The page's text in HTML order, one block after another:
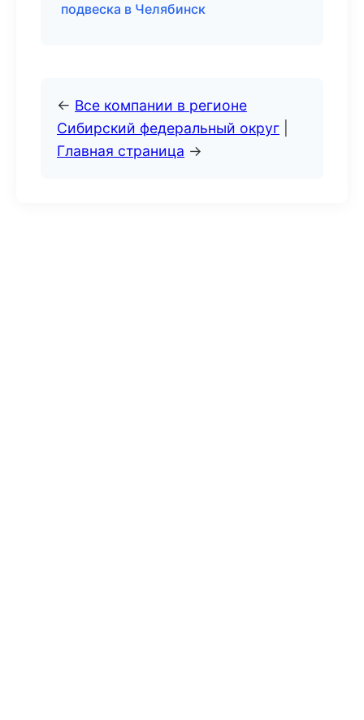
подвеска в Челябинск
← Все компании в регионе
Сибирский федеральный округ
Главная страница →